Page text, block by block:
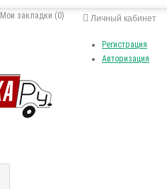
Личный кабинет
Регистрация
Авторизация
Мои закладки (0)